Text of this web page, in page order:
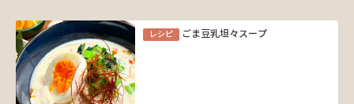
レシピ ごま豆乳坦々スープ